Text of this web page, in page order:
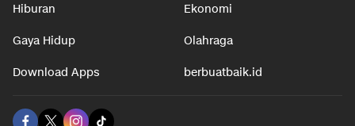
Hiburan Ekonomi
Gaya Hidup Olahraga
Download Apps berbuatbaik.id